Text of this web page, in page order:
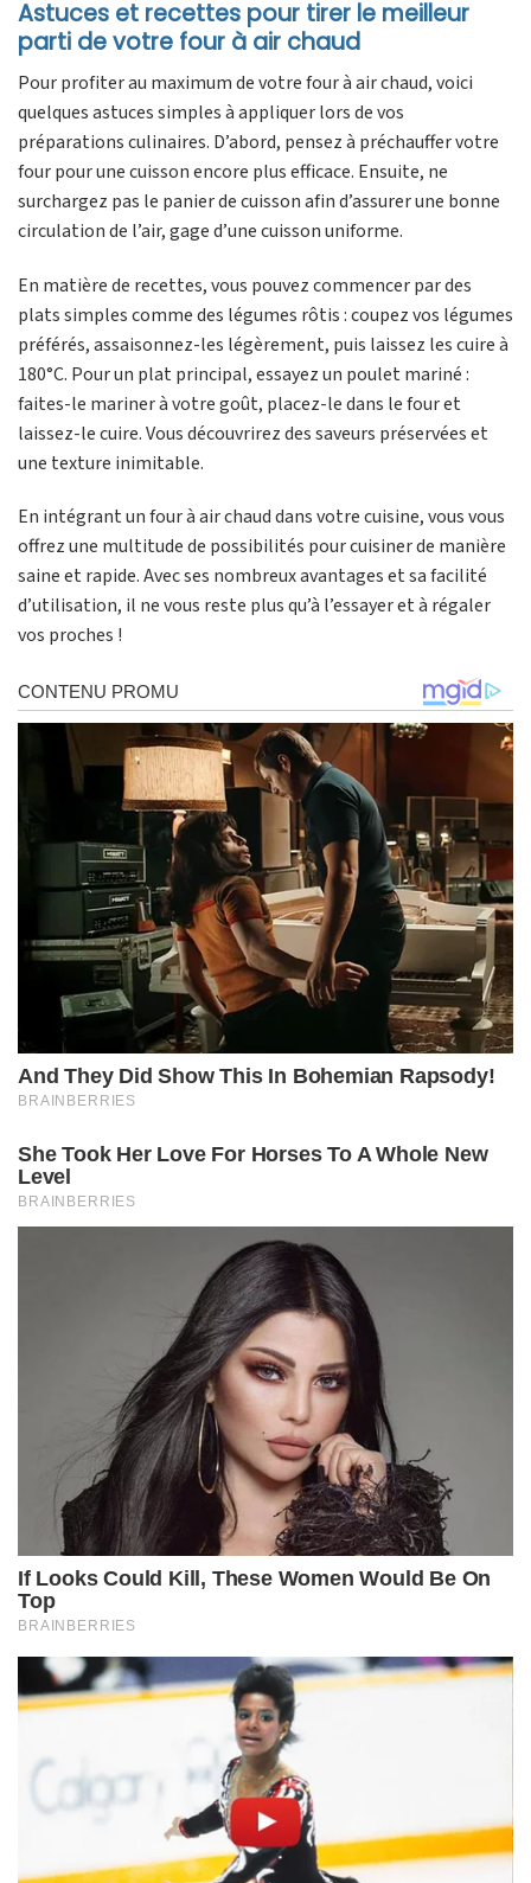
Astuces et recettes pour tirer le meilleur
parti de votre four à air chaud
Pour profiter au maximum de votre four à air chaud, voici
quelques astuces simples à appliquer lors de vos
préparations culinaires. D’abord, pensez à préchauffer votre
four pour une cuisson encore plus efficace. Ensuite, ne
surchargez pas le panier de cuisson afin d’assurer une bonne
circulation de l’air, gage d’une cuisson uniforme.
En matière de recettes, vous pouvez commencer par des
plats simples comme des légumes rôtis : coupez vos légumes
préférés, assaisonnez-les légèrement, puis laissez les cuire à
180°C. Pour un plat principal, essayez un poulet mariné :
faites-le mariner à votre goût, placez-le dans le four et
laissez-le cuire. Vous découvrirez des saveurs préservées et
une texture inimitable.
En intégrant un four à air chaud dans votre cuisine, vous vous
offrez une multitude de possibilités pour cuisiner de manière
saine et rapide. Avec ses nombreux avantages et sa facilité
d’utilisation, il ne vous reste plus qu’à l’essayer et à régaler
vos proches !